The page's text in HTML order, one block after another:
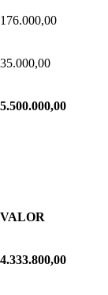
176.000,00
35.000,00
5.500.000,00
VALOR
4.333.800,00